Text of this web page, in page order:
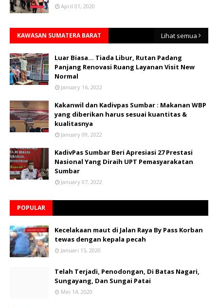
April 01, 2020
KAWASAN SUMATERA BARAT Lihat semua
Luar Biasa... Tiada Libur, Rutan Padang
Panjang Renovasi Ruang Layanan Visit New
Normal
January 16, 2022
Kakanwil dan Kadivpas Sumbar : Makanan WBP
yang diberikan harus sesuai kuantitas &
kualitasnya
January 09, 2022
KadivPas Sumbar Beri Apresiasi 27 Prestasi
Nasional Yang Diraih UPT Pemasyarakatan
Sumbar
January 07, 2022
POPULAR
Kecelakaan maut di Jalan Raya By Pass Korban
tewas dengan kepala pecah
Januari 15, 2020
Telah Terjadi, Penodongan, Di Batas Nagari,
Sungayang, Dan Sungai Patai
Mei 14, 2020